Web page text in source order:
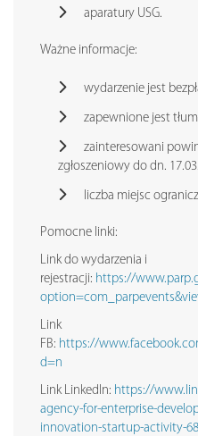
aparatury USG.
Ważne informacje:
wydarzenie jest
zapewnione jest
zainteresowani
zgłoszeniowy do dn.
liczba miejsc
Pomocne linki:
Link do wydarzenia i
rejestracji: https://
Link
FB: https://
d=n
Link LinkedIn: https://
agency-for-enterprise-
innovation-startup-activity-